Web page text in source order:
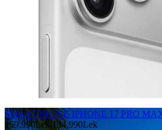
SMARTPHONE IPHONE 17 PRO
159,990Lek 134,990Lek